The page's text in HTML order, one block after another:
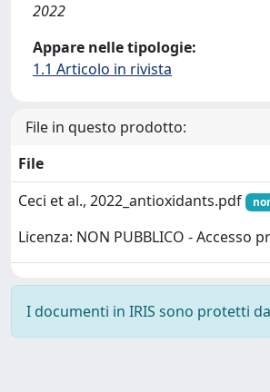
2022
Appare nelle tipologie:
1.1 Articolo in rivista
File in questo prodotto:
File
Ceci et al., 2022_antioxidants.pdf
Licenza: NON PUBBLICO - Accesso
I documenti in IRIS sono protetti